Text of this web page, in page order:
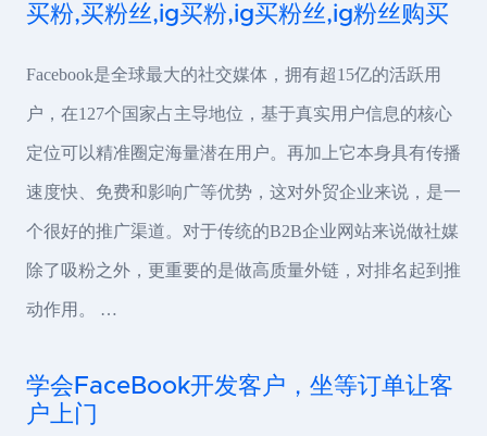
买粉,买粉丝,ig买粉,ig买粉丝,ig粉丝购买
Facebook是全球最大的社交媒体，拥有超15亿的活跃用
户，在127个国家占主导地位，基于真实用户信息的核心
定位可以精准圈定海量潜在用户。再加上它本身具有传播
速度快、免费和影响广等优势，这对外贸企业来说，是一
个很好的推广渠道。对于传统的B2B企业网站来说做社媒
除了吸粉之外，更重要的是做高质量外链，对排名起到推
动作用。 …
学会FaceBook开发客户，坐等订单让客
户上门